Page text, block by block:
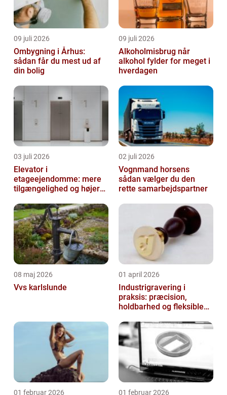
09 juli 2026
Ombygning i Århus:
sådan får du mest ud af
din bolig
09 juli 2026
Alkoholmisbrug når
alkohol fylder for meget i
hverdagen
03 juli 2026
Elevator i
etageejendomme: mere
tilgængelighed og højere
02 juli 2026
Vognmand horsens
sådan vælger du den
rette samarbejdspartner
08 maj 2026
Vvs karlslunde
01 april 2026
Industrigravering i
praksis: præcision,
holdbarhed og fleksible
01 februar 2026 01 februar 2026